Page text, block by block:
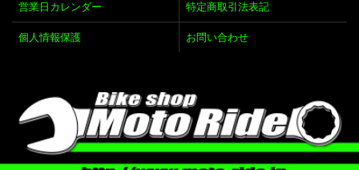
営業日カレンダー 特定商取引法表記
個人情報保護 お問い合わせ